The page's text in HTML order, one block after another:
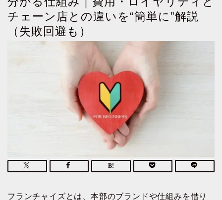
チェーン店との違いを“簡単に”解説
（失敗回避も）
フランチャイズとは、本部のブランドや仕組みを借り